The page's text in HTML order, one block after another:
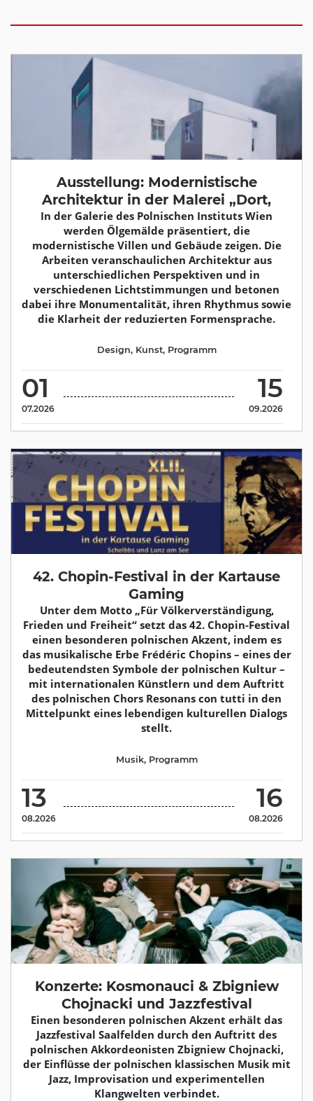
Ausstellung: Modernistische
Architektur in der Malerei „Dort,
In der Galerie des Polnischen Instituts Wien
werden Ölgemälde präsentiert, die
modernistische Villen und Gebäude zeigen. Die
Arbeiten veranschaulichen Architektur aus
unterschiedlichen Perspektiven und in
verschiedenen Lichtstimmungen und betonen
dabei ihre Monumentalität, ihren Rhythmus sowie
die Klarheit der reduzierten Formensprache.
01
07.2026
15
09.2026
Design, Kunst, Programm
42. Chopin-Festival in der Kartause
Gaming
Unter dem Motto „Für Völkerverständigung,
Frieden und Freiheit“ setzt das 42. Chopin-Festival
einen besonderen polnischen Akzent, indem es
das musikalische Erbe Frédéric Chopins – eines der
bedeutendsten Symbole der polnischen Kultur –
mit internationalen Künstlern und dem Auftritt
des polnischen Chors Resonans con tutti in den
Mittelpunkt eines lebendigen kulturellen Dialogs
stellt.
13
08.2026
16
08.2026
Musik, Programm
Konzerte: Kosmonauci & Zbigniew
Chojnacki und Jazzfestival
Einen besonderen polnischen Akzent erhält das
Jazzfestival Saalfelden durch den Auftritt des
polnischen Akkordeonisten Zbigniew Chojnacki,
der Einflüsse der polnischen klassischen Musik mit
Jazz, Improvisation und experimentellen
Klangwelten verbindet.